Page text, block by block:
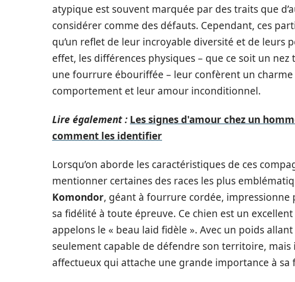
atypique est souvent marquée par des traits que
considérer comme des défauts. Cependant, ces
qu’un reflet de leur incroyable diversité et de leurs
effet, les différences physiques – que ce soit un
une fourrure ébouriffée – leur confèrent un
comportement et leur amour inconditionnel.
Lire également : Les signes d'amour chez un
comment les identifier
Lorsqu’on aborde les caractéristiques de ces
mentionner certaines des races les plus
Komondor, géant à fourrure cordée,
sa fidélité à toute épreuve. Ce chien est un
appelons le « beau laid fidèle ». Avec un poids
seulement capable de défendre son territoire, mais
affectueux qui attache une grande importance à sa